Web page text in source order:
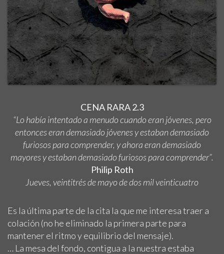
CENA RARA 2.3
“Lo había intentado a menudo cuando eran jóvenes, pero
entonces eran demasiado jóvenes y estaban demasiado
furiosos para comprender, y ahora eran demasiado
mayores y estaban demasiado furiosos para comprender”.
Philip Roth
Jueves, veintitrés de mayo de dos mil veinticuatro
Es la última parte de la cita la que me interesa traer a
colación (no he eliminado la primera parte para
mantener el ritmo y equilibrio del mensaje).
… La mesa del fondo, contigua a la nuestra estaba